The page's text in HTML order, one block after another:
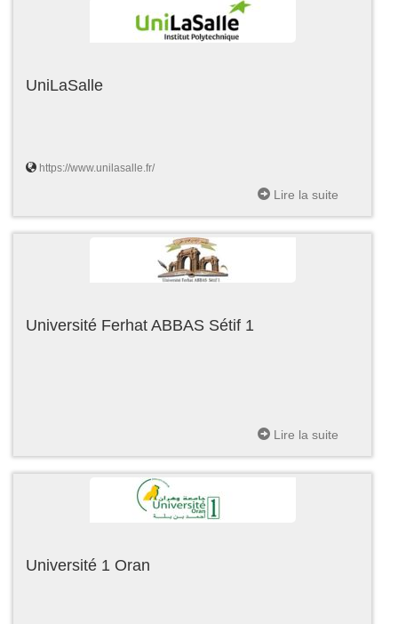
UniLaSalle
https://www.unilasalle.fr/
Lire la suite
Université Ferhat ABBAS Sétif 1
Lire la suite
Université 1 Oran